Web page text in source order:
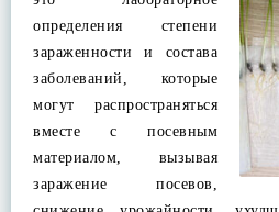
определения степени
зараженности и состава
заболеваний, которые
могут распространяться
вместе с посевным
материалом, вызывая
заражение посевов,